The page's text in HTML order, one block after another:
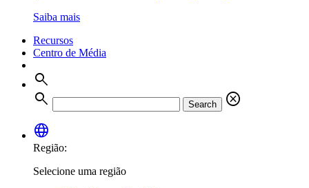
Saiba mais
Recursos
Centro de Média
search
search
Search
cancel
language
Região:
Selecione uma região